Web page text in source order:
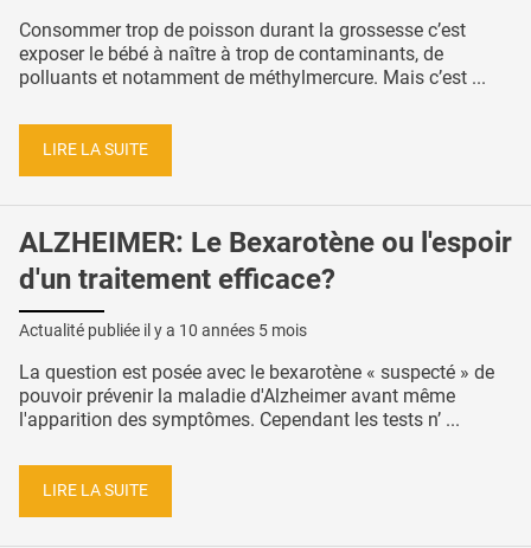
Consommer trop de poisson durant la grossesse c’est
exposer le bébé à naître à trop de contaminants, de
polluants et notamment de méthylmercure. Mais c’est ...
LIRE LA SUITE
ALZHEIMER: Le Bexarotène ou l'espoir
d'un traitement efficace?
Actualité publiée il y a 10 années 5 mois
La question est posée avec le bexarotène « suspecté » de
pouvoir prévenir la maladie d'Alzheimer avant même
l'apparition des symptômes. Cependant les tests n’ ...
LIRE LA SUITE